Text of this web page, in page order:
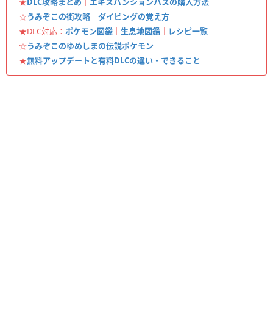
☆うみぞこの街攻略 ｜ ダイビングの覚え方
★DLC対応： ポケモン図鑑 ｜ 生息地図鑑 ｜ レシピ一覧
☆うみぞこのゆめしまの伝説ポケモン
★無料アップデートと有料DLCの違い・できること